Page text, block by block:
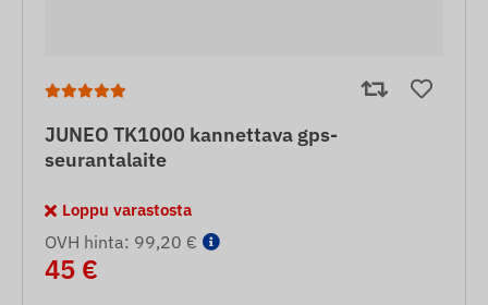
JUNEO TK1000 kannettava gps-
seurantalaite
Loppu varastosta
OVH hinta: 99,20 €
45 €